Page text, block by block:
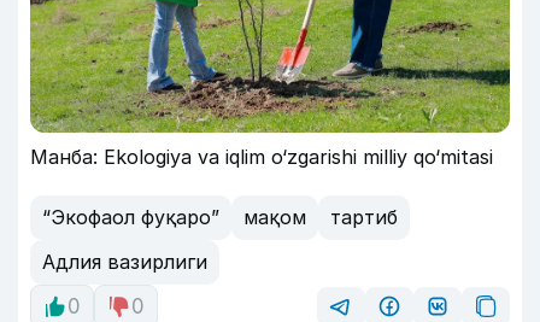
Манба: Ekologiya va iqlim o‘zgarishi milliy qo‘mitasi
“Экофаол фуқаро” мақом
тартиб
Адлия вазирлиги
0
0